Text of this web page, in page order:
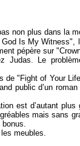
non plus dans la
Is My
pépère sur
Judas. Le
de "Fight of Your
public d’un
est d’autant plus
mais sans
meubles.